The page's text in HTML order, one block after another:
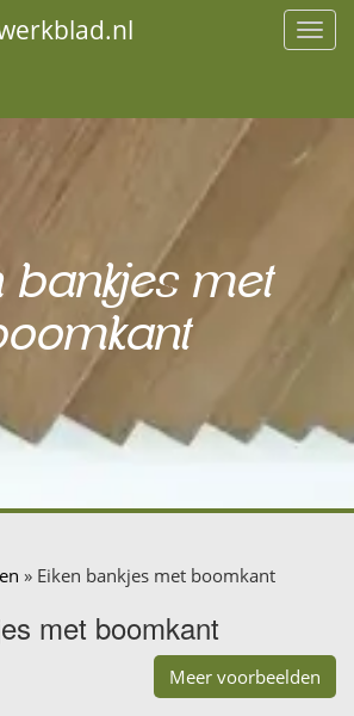
bankjes met
» Eiken bankjes met boomkant
met boomkant
Meer voorbeelden